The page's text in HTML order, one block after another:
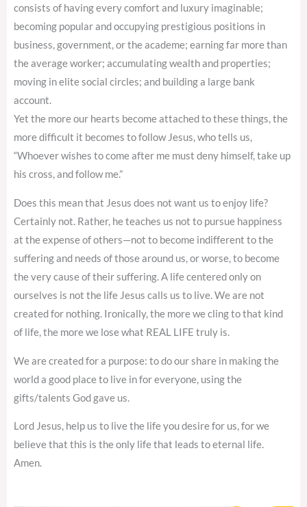
consists of having every comfort and luxury imaginable;
becoming popular and occupying prestigious positions in
business, government, or the academe; earning far more than
the average worker; accumulating wealth and properties;
moving in elite social circles; and building a large bank
account.
Yet the more our hearts become attached to these things, the
more difficult it becomes to follow Jesus, who tells us,
“Whoever wishes to come after me must deny himself, take up
his cross, and follow me.”
Does this mean that Jesus does not want us to enjoy life?
Certainly not. Rather, he teaches us not to pursue happiness
at the expense of others—not to become indifferent to the
suffering and needs of those around us, or worse, to become
the very cause of their suffering. A life centered only on
ourselves is not the life Jesus calls us to live. We are not
created for nothing. Ironically, the more we cling to that kind
of life, the more we lose what REAL LIFE truly is.
We are created for a purpose: to do our share in making the
world a good place to live in for everyone, using the
gifts/talents God gave us.
Lord Jesus, help us to live the life you desire for us, for we
believe that this is the only life that leads to eternal life.
Amen.